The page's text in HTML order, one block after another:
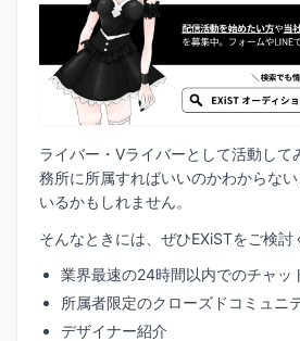
ライバー・Vライバーとして活動して
務所に所属すればいいのかわからな
いるかもしれません。
そんなときには、ぜひEXiSTをご検討
業界最速の24時間以内でのチャッ
所属者限定のクローズドコミュニ
デザイナー紹介